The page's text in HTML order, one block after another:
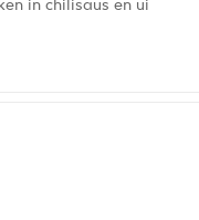
in chilisaus en ui